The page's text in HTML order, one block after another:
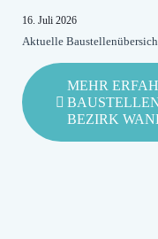
16. Juli 2026
Aktuelle
MEHR
BEZIRK